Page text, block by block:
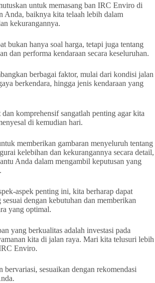
untuk memasang ban IRC Enviro di
Anda, baiknya kita telaah lebih dalam
kekurangannya.
bukan hanya soal harga, tetapi juga tentang
dan performa kendaraan secara keseluruhan.
berbagai faktor, mulai dari kondisi jalan
berkendara, hingga jenis kendaraan yang
komprehensif sangatlah penting agar kita
di kemudian hari.
memberikan gambaran menyeluruh tentang
kelebihan dan kekurangannya secara detail,
Anda dalam mengambil keputusan yang
aspek penting ini, kita berharap dapat
dengan kebutuhan dan memberikan
yang optimal.
yang berkualitas adalah investasi pada
kita di jalan raya. Mari kita telusuri lebih
Enviro.
bervariasi, sesuaikan dengan rekomendasi